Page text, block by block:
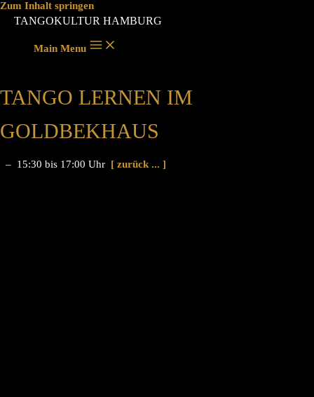
Zum Inhalt springen
TANGOKULTUR HAMBURG
Main Menu
TANGO LERNEN IM
GOLDBEKHAUS
– 15:30 bis 17:00 Uhr [ zurück ... ]